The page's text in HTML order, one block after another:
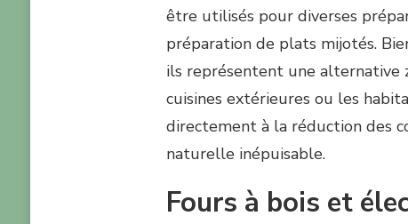
être utilisés pour diverses
préparation de plats mijotés.
ils représentent une alternative
cuisines extérieures ou les
directement à la réduction des
naturelle inépuisable.
Fours à bois et